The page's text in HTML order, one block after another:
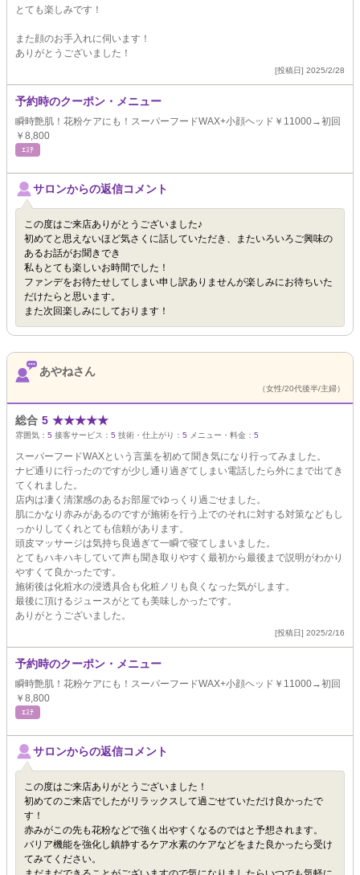
とても楽しみです！
また顔のお手入れに伺います！
ありがとうございました！
[投稿日] 2025/2/28
予約時のクーポン・メニュー
瞬時艶肌！花粉ケアにも！スーパーフードWAX+小顔ヘッド￥11000→初回
￥8,800
ｴｽﾃ
サロンからの返信コメント
この度はご来店ありがとうございました♪
初めてと思えないほど気さくに話していただき、またいろいろご興味の
あるお話がお聞きでき
私もとても楽しいお時間でした！
ファンデをお待たせしてしまい申し訳ありませんが楽しみにお待ちいた
だけたらと思います。
また次回楽しみにしております！
あやねさん
（女性/20代後半/主婦）
総合 5 ★★★★★
雰囲気： 5 接客サービス： 5 技術・仕上がり： 5 メニュー・料金： 5
スーパーフードWAXという言葉を初めて聞き気になり行ってみました。
ナビ通りに行ったのですが少し通り過ぎてしまい電話したら外にまで出てき
てくれました。
店内は凄く清潔感のあるお部屋でゆっくり過ごせました。
肌にかなり赤みがあるのですが施術を行う上でのそれに対する対策などもし
っかりしてくれとても信頼があります。
頭皮マッサージは気持ち良過ぎて一瞬で寝てしまいました。
とてもハキハキしていて声も聞き取りやすく最初から最後まで説明がわかり
やすくて良かったです。
施術後は化粧水の浸透具合も化粧ノリも良くなった気がします。
最後に頂けるジュースがとても美味しかったです。
ありがとうございました。
[投稿日] 2025/2/16
予約時のクーポン・メニュー
瞬時艶肌！花粉ケアにも！スーパーフードWAX+小顔ヘッド￥11000→初回
￥8,800
ｴｽﾃ
サロンからの返信コメント
この度はご来店ありがとうございました！
初めてのご来店でしたがリラックスして過ごせていただけ良かったで
す！
赤みがこの先も花粉などで強く出やすくなるのではと予想されます。
バリア機能を強化し鎮静するケア水素のケアなどをまた良かったら受け
てみてください。